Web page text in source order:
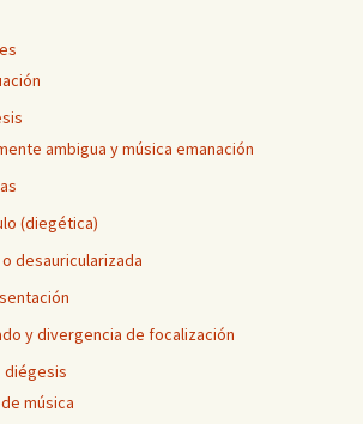
ambigua y música emanación
(diegética)
desauricularizada
y divergencia de focalización
diégesis
música